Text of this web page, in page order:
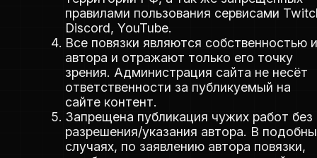
правилами пользования сервисами
Discord, YouTube.
Все повязки являются собственностью
автора и отражают только его точку
зрения. Администрация сайта не несёт
ответственности за публикуемый на
сайте контент.
Запрещена публикация чужих работ без
разрешения/указания автора. В
случаях, по заявлению автора повязки,